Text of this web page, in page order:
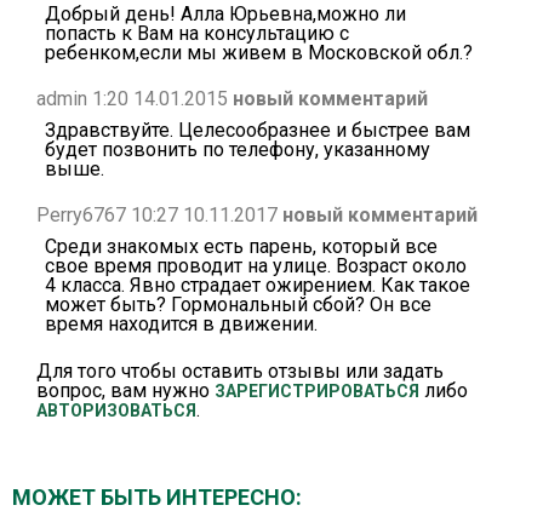
Добрый день! Алла Юрьевна,можно ли
попасть к Вам на консультацию с
ребенком,если мы живем в Московской обл.?
admin 1:20 14.01.2015 новый комментарий
Здравствуйте. Целесообразнее и быстрее вам
будет позвонить по телефону, указанному
выше.
Perry6767 10:27 10.11.2017 новый комментарий
Среди знакомых есть парень, который все
свое время проводит на улице. Возраст около
4 класса. Явно страдает ожирением. Как такое
может быть? Гормональный сбой? Он все
время находится в движении.
Для того чтобы оставить отзывы или задать
вопрос, вам нужно ЗАРЕГИСТРИРОВАТЬСЯ либо
АВТОРИЗОВАТЬСЯ.
МОЖЕТ БЫТЬ ИНТЕРЕСНО: